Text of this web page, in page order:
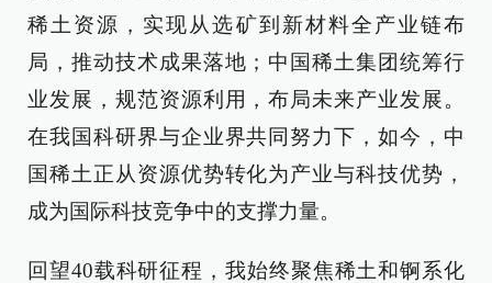
稀土资源，实现从选矿到新材料全产业链布
局，推动技术成果落地；中国稀土集团统筹行
业发展，规范资源利用，布局未来产业发展。
在我国科研界与企业界共同努力下，如今，中
国稀土正从资源优势转化为产业与科技优势，
成为国际科技竞争中的支撑力量。
回望40载科研征程，我始终聚焦稀土和锕系化